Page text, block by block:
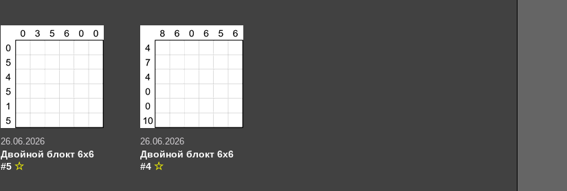
26.06.2026
Двойной блокт 6х6
#5
26.06.2026
Двойной блокт 6х6
#4